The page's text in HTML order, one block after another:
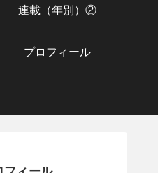
連載（年別）②
プロフィール